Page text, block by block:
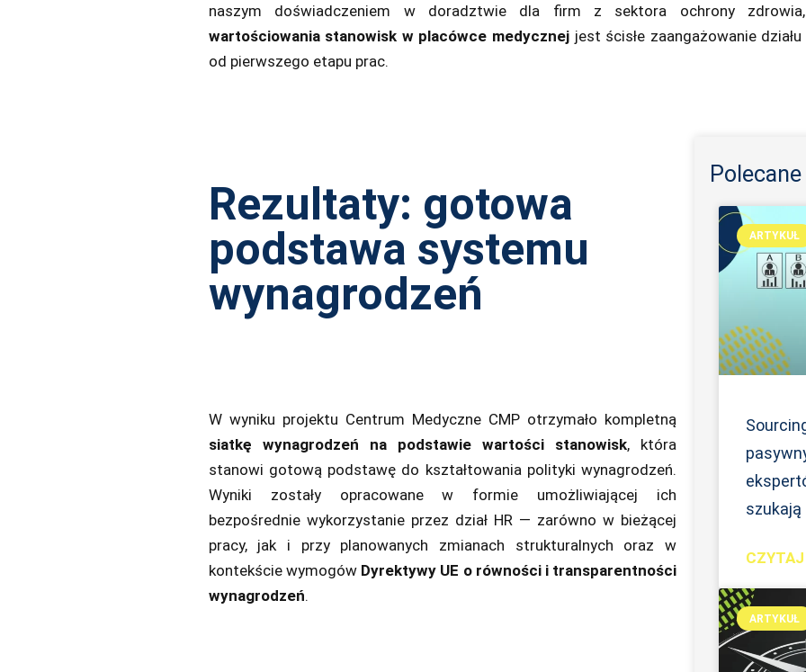
naszym doświadczeniem w doradztwie dla firm z sektora ochrony
wartościowania stanowisk w placówce medycznej jest ścisłe zaangażowanie
od pierwszego etapu prac.
Rezultaty: gotowa
podstawa systemu
wynagrodzeń
W wyniku projektu Centrum Medyczne CMPotrzymało kompletną
siatkę wynagrodzeń na podstawie wartości stanowisk, która
stanowi gotową podstawę do kształtowania polityki wynagrodzeń.
Wyniki zostały opracowane w formie umożliwiającej ich
bezpośrednie wykorzystanie przez dział HR — zarówno w bieżącej
pracy, jak i przy planowanych zmianach strukturalnych oraz w
kontekście wymogów Dyrektywy UE o równości i transparentności
wynagrodzeń.
ARTYKUŁ
szukają
ARTYKUŁ